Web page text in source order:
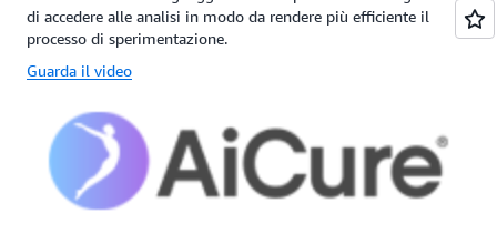
di accedere alle analisi in modo da rendere più efficiente il
processo di sperimentazione.
Guarda il video